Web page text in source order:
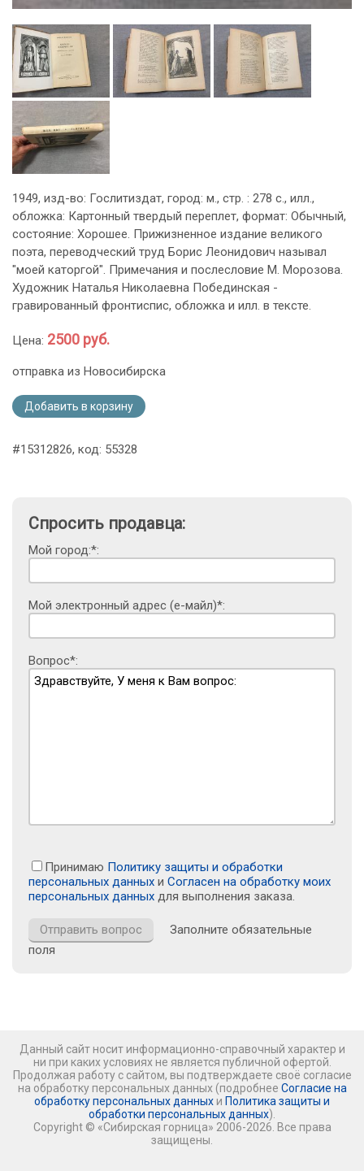
1949, изд-во: Гослитиздат, город: м., стр. : 278 с., илл.,
обложка: Картонный твердый переплет, формат: Обычный,
состояние: Хорошее. Прижизненное издание великого
поэта, переводческий труд Борис Леонидович называл
"моей каторгой". Примечания и послесловие М. Морозова.
Художник Наталья Николаевна Побединская -
гравированный фронтиспис, обложка и илл. в тексте.
Цена: 2500 руб.
отправка из Новосибирска
Добавить в корзину
#15312826, код: 55328
Спросить продавца:
Мой город:*:
Мой электронный адрес (е-майл)*:
Вопрос*:
Принимаю Политику защиты и обработки
персональных данных и Согласен на обработку моих
персональных данных для выполнения заказа.
Заполните обязательные
поля
Данный сайт носит информационно-справочный характер и
ни при каких условиях не является публичной офертой.
Продолжая работу с сайтом, вы подтверждаете своё согласие
на обработку персональных данных (подробнее Согласие на
обработку персональных данных и Политика защиты и
обработки персональных данных).
Copyright © «Сибирская горница» 2006-2026. Все права
защищены.